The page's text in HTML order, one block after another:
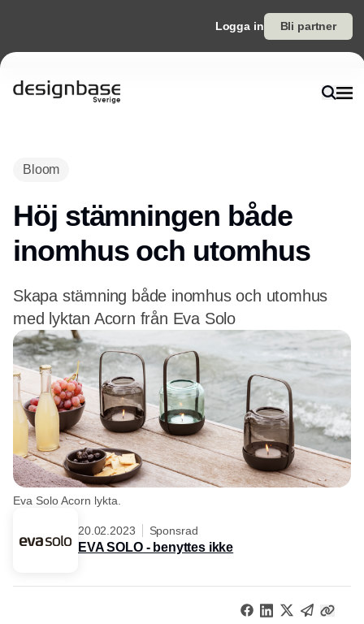
Logga in Bli partner
Bloom
Höj stämningen både
inomhus och utomhus
Skapa stämning både inomhus och utomhus
med lyktan Acorn från Eva Solo
Eva Solo Acorn lykta.
20.02.2023 Sponsrad
EVA SOLO - benyttes ikke